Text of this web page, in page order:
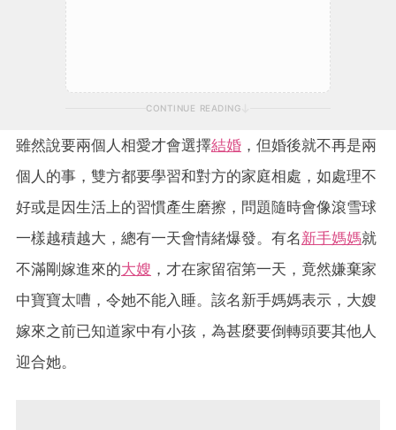
CONTINUE READING
雖然說要兩個人相愛才會選擇結婚 ，但婚後就不再是兩
個人的事，雙方都要學習和對方的家庭相處，如處理不
好或是因生活上的習慣產生磨擦，問題隨時會像滾雪球
一樣越積越大，總有一天會情緒爆發。有名新手媽媽就
不滿剛嫁進來的大嫂 ，才在家留宿第一天，竟然嫌棄家
中寶寶太嘈，令她不能入睡。該名新手媽媽表示，大嫂
嫁來之前已知道家中有小孩，為甚麼要倒轉頭要其他人
迎合她。